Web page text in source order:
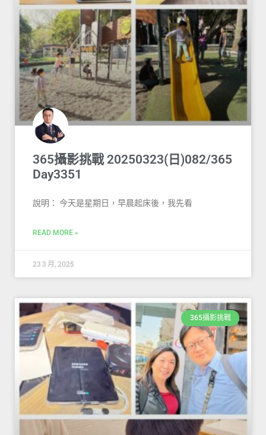
365攝影挑戰 20250323(日)082/365
Day3351
說明： 今天是星期日，早晨起床後，我先看
READ MORE »
23 3 月, 2025
365攝影挑戰